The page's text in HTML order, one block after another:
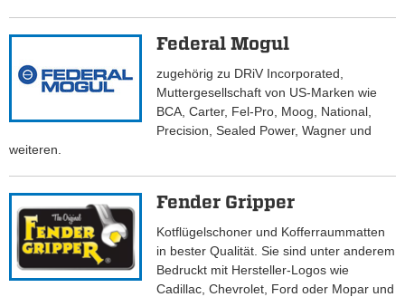
Federal Mogul
zugehörig zu DRiV Incorporated,
Muttergesellschaft von US-Marken wie
BCA, Carter, Fel-Pro, Moog, National,
Precision, Sealed Power, Wagner und
weiteren.
Fender Gripper
Kotflügelschoner und Kofferraummatten
in bester Qualität. Sie sind unter anderem
Bedruckt mit Hersteller-Logos wie
Cadillac, Chevrolet, Ford oder Mopar und